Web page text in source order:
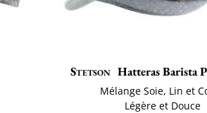
Stetson Hatteras Barista
Mélange Soie, Lin et
Légère et Douce